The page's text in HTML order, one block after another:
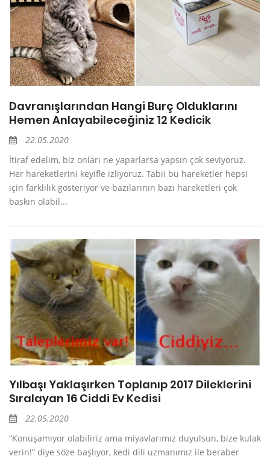
Davranışlarından Hangi Burç Olduklarını
Hemen Anlayabileceğiniz 12 Kedicik
22.05.2020
İtiraf edelim, biz onları ne yaparlarsa yapsın çok seviyoruz.
Her hareketlerini keyifle izliyoruz. Tabii bu hareketler hepsi
için farklılık gösteriyor ve bazılarının bazı hareketleri çok
baskın olabil...
Yılbaşı Yaklaşırken Toplanıp 2017 Dileklerini
Sıralayan 16 Ciddi Ev Kedisi
22.05.2020
“Konuşamıyor olabiliriz ama miyavlarımız duyulsun, bize kulak
verin!” diye söze başlıyor, kedi dili uzmanımız ile beraber